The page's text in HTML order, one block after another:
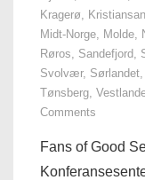
Kragerø,
Midt-Norge, Molde,
Røros, Sandefjord,
Svolvær, Sørlandet,
Tønsberg,
Comments
Fans of Good